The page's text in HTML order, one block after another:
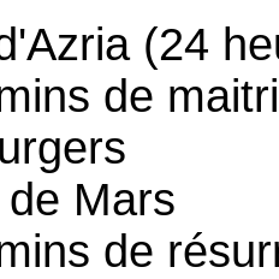
(24
de
Mars
de